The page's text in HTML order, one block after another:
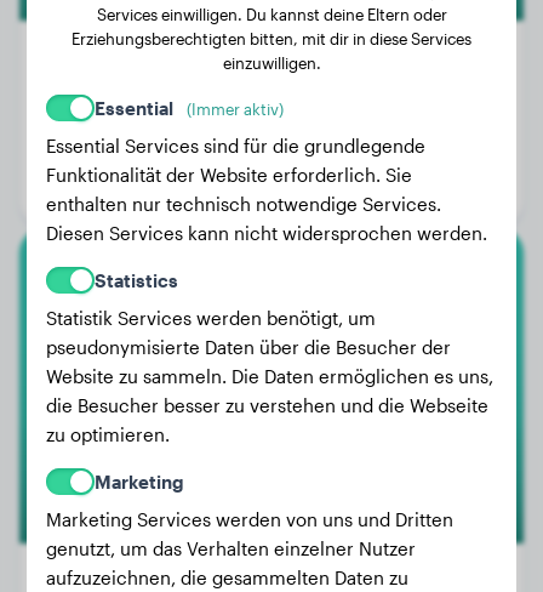
Gewicht:
Alter:
1 Jahr, 8 Monate
Geschlecht:
Strider
Services einwilligen. Du kannst deine Eltern oder
Erziehungsberechtigten bitten, mit dir in diese Services
einzuwilligen.
Essential (Immer aktiv)
Essential Services sind für die grundlegende
Funktionalität der Website erforderlich. Sie
enthalten nur technisch notwendige Services.
Diesen Services kann nicht widersprochen werden.
Statistics
Statistik Services werden benötigt, um
pseudonymisierte Daten über die Besucher der
Website zu sammeln. Die Daten ermöglichen es uns,
die Besucher besser zu verstehen und die Webseite
zu optimieren.
Marketing
Marketing Services werden von uns und Dritten
genutzt, um das Verhalten einzelner Nutzer
aufzuzeichnen, die gesammelten Daten zu